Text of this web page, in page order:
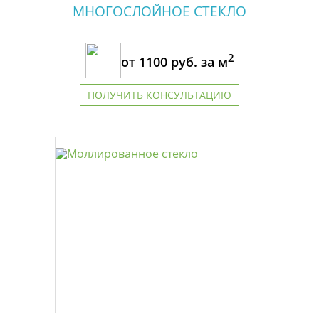
МНОГОСЛОЙНОЕ СТЕКЛО
от 1100руб. за м2
ПОЛУЧИТЬ КОНСУЛЬТАЦИЮ